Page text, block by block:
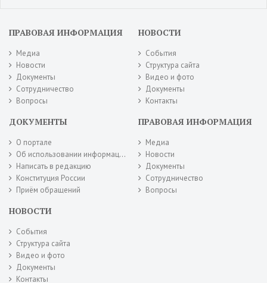
ПРАВОВАЯ ИНФОРМАЦИЯ
Медиа
Новости
Документы
Сотрудничество
Вопросы
НОВОСТИ
События
Структура сайта
Видео и фото
Документы
Контакты
ДОКУМЕНТЫ
О портале
Об использовании информации сайта
Написать в редакцию
Конституция России
Приём обращений
ПРАВОВАЯ ИНФОРМАЦИЯ
Медиа
Новости
Документы
Сотрудничество
Вопросы
НОВОСТИ
События
Структура сайта
Видео и фото
Документы
Контакты